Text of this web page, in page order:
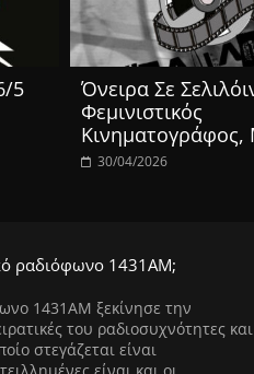
5
Όνειρα Σε
Φεμινιστικός
Κινηματογράφος,
30/04/2026
ραδιόφωνο 1431ΑΜ;
1431AM ξεκίνησε την
του ραδιοσυχνότητες
στεγάζεται είναι
είναι και οι